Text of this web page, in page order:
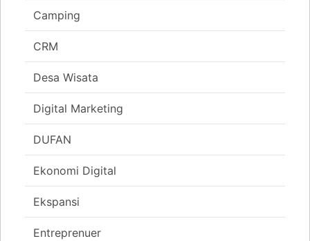
Camping
CRM
Desa Wisata
Digital Marketing
DUFAN
Ekonomi Digital
Ekspansi
Entreprenuer